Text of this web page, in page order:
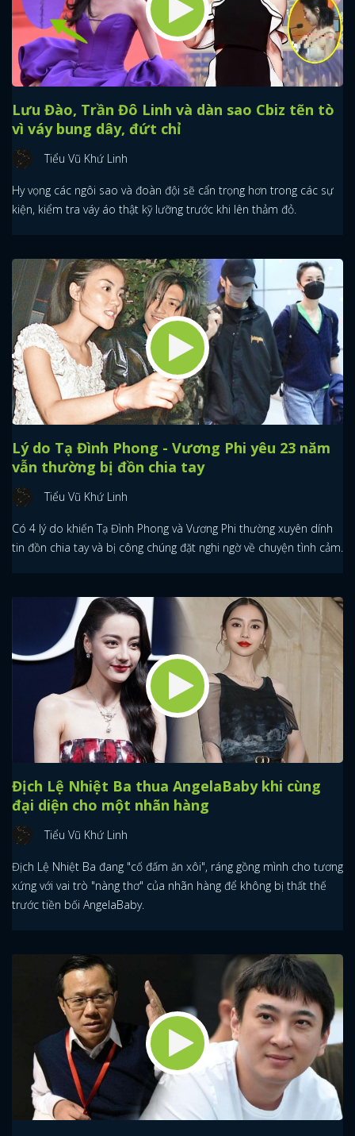
Lưu Đào, Trần Đô Linh và dàn sao Cbiz tẽn tò
vì váy bung dây, đứt chỉ
Tiểu Vũ Khứ Linh
Hy vọng các ngôi sao và đoàn đội sẽ cẩn trọng hơn trong các sự
kiện, kiểm tra váy áo thật kỹ lưỡng trước khi lên thảm đỏ.
Lý do Tạ Đình Phong - Vương Phi yêu 23 năm
vẫn thường bị đồn chia tay
Tiểu Vũ Khứ Linh
Có 4 lý do khiến Tạ Đình Phong và Vương Phi thường xuyên dính
tin đồn chia tay và bị công chúng đặt nghi ngờ về chuyện tình cảm.
Địch Lệ Nhiệt Ba thua AngelaBaby khi cùng
đại diện cho một nhãn hàng
Tiểu Vũ Khứ Linh
Địch Lệ Nhiệt Ba đang "cố đấm ăn xôi", ráng gồng mình cho tương
xứng với vai trò "nàng thơ" của nhãn hàng để không bị thất thế
trước tiền bối AngelaBaby.